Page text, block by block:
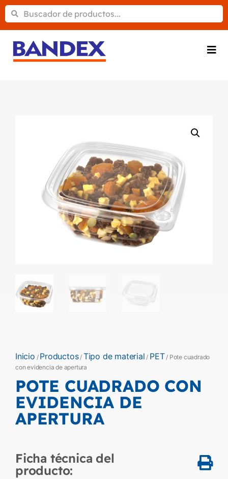
Inicio / Productos/ Tipo de material / PET/ Pote cuadrado
con evidencia de apertura
POTE CUADRADO CON
EVIDENCIA DE
APERTURA
Ficha técnica del
producto: